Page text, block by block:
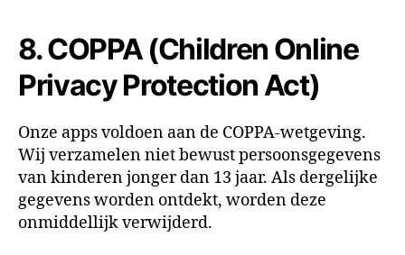
8. COPPA (Children Online
Privacy Protection Act)
Onze apps voldoen aan de COPPA-wetgeving.
Wij verzamelen niet bewust persoonsgegevens
van kinderen jonger dan 13 jaar. Als dergelijke
gegevens worden ontdekt, worden deze
onmiddellijk verwijderd.